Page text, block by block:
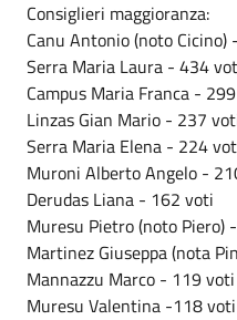
Consiglieri maggioranza:
Canu Antonio (noto
Serra Maria Laura - 434
Campus Maria Franca -
Linzas Gian Mario - 237
Serra Maria Elena - 224
Muroni Alberto Angelo -
Derudas Liana - 162 voti
Muresu Pietro (noto Piero)
Martinez Giuseppa (nota
Mannazzu Marco - 119 voti
Muresu Valentina -118 voti